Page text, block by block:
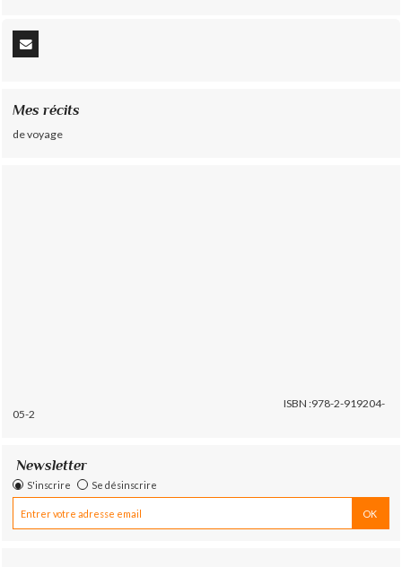
Mes récits
de voyage
ISBN :978-2-919204-
05-2
Newsletter
S'inscrire Se désinscrire